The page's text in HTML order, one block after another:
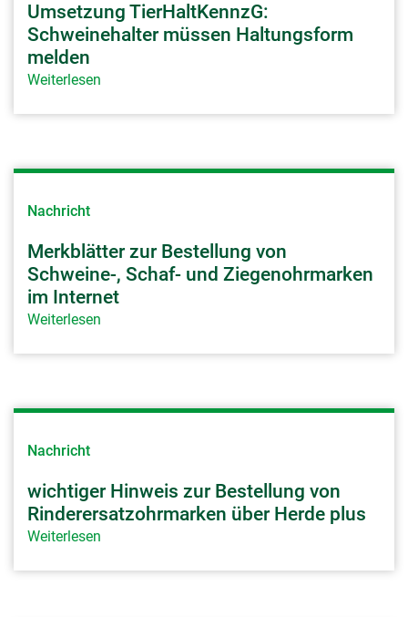
Umsetzung TierHaltKennzG:
Schweinehalter müssen Haltungsform
melden
Weiterlesen
Nachricht
Merkblätter zur Bestellung von
Schweine-, Schaf- und Ziegenohrmarken
im Internet
Weiterlesen
Nachricht
wichtiger Hinweis zur Bestellung von
Rinderersatzohrmarken über Herde plus
Weiterlesen